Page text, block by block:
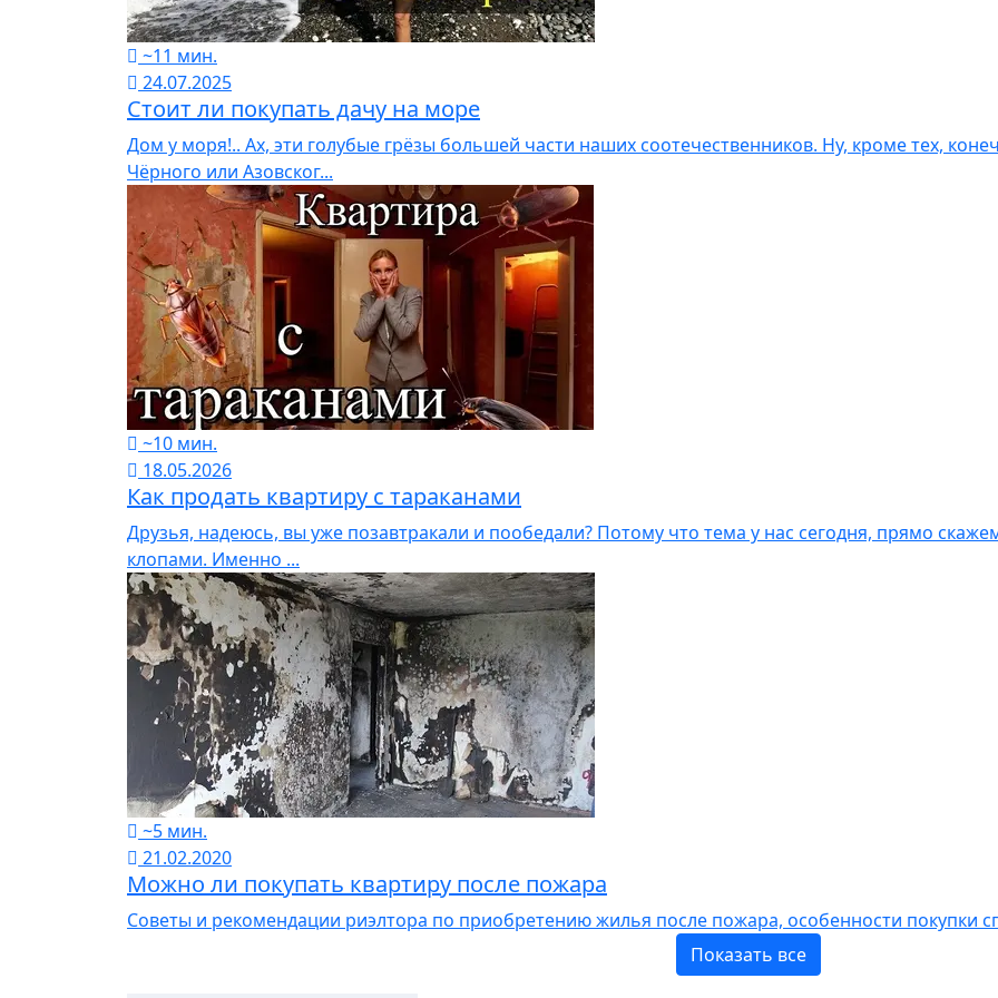
~11 мин.
24.07.2025
Стоит ли покупать дачу на море
Дом у моря!.. Ах, эти голубые грёзы большей части наших соотечественников. Ну, кроме тех,
Чёрного или Азовског...
~10 мин.
18.05.2026
Как продать квартиру с тараканами
Друзья, надеюсь, вы уже позавтракали и пообедали? Потому что тема у нас сегодня, прямо
клопами. Именно ...
~5 мин.
21.02.2020
Можно ли покупать квартиру после пожара
Советы и рекомендации риэлтора по приобретению жилья после пожара, особенности покупки
Показать все